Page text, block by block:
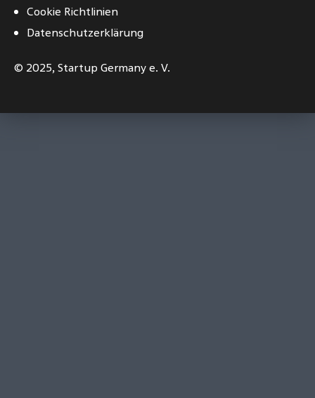
Cookie Richtlinien
Datenschutzerklärung
© 2025,Startup Germany e. V.